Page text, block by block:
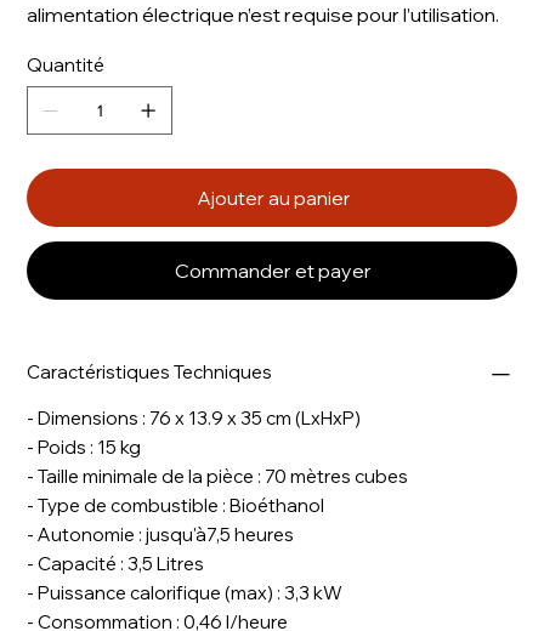
alimentation électrique n’est requise pour l’utilisation.
Quantité
Ajouter au panier
Commander et payer
Caractéristiques Techniques
- Dimensions : 76 x 13.9 x 35 cm (LxHxP)
- Poids : 15 kg
- Taille minimale de la pièce : 70 mètres cubes
- Type de combustible : Bioéthanol
- Autonomie : jusqu'à7,5 heures
- Capacité : 3,5 Litres
- Puissance calorifique (max) : 3,3 kW
- Consommation : 0,46 l/heure